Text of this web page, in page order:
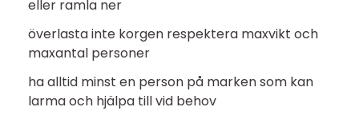
eller ramla ner
överlasta inte korgen respektera maxvikt och
maxantal personer
ha alltid minst en person på marken som kan
larma och hjälpa till vid behov